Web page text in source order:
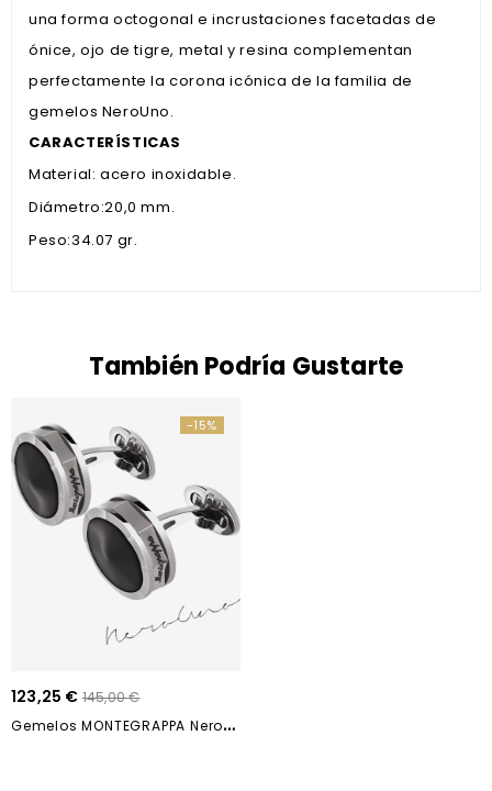
una forma octogonal e incrustaciones facetadas de
ónice, ojo de tigre, metal y resina complementan
perfectamente la corona icónica de la familia de
gemelos NeroUno.
CARACTERÍSTICAS
Material: acero inoxidable.
Diámetro:20,0 mm.
Peso:34.07 gr.
También Podría Gustarte
-15%
123,25 € 145,00 €
G
Emelos MONTEGRAPPA NeroUno IDNUCLRS